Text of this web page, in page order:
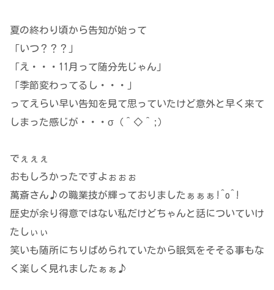
夏の終わり頃から告知が始って
「いつ？？？」
「え・・・11月って随分先じゃん」
「季節変わってるし・・・」
ってえらい早い告知を見て思っていたけど意外と早く来て
しまった感じが・・・σ（＾◇＾;）
でぇぇぇ
おもしろかったですよぉぉぉ
萬斎さん♪の職業技が輝っておりましたぁぁぁ!^o^!
歴史が余り得意ではない私だけどちゃんと話についていけ
たしぃぃ
笑いも随所にちりばめられていたから眠気をそそる事もな
く楽しく見れましたぁぁ♪